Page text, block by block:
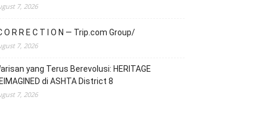
7, 2026
O R R E C T I O N — Trip.com Group/
7, 2026
yang Terus Berevolusi: HERITAGE
di ASHTA District 8
7, 2026